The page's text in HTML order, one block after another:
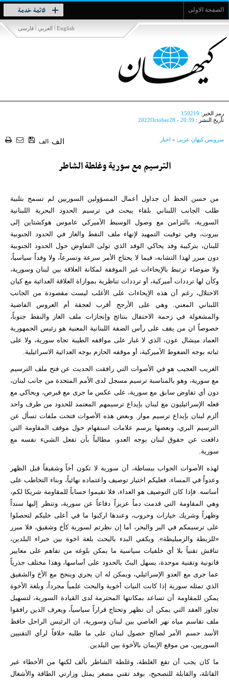
الصفحة الاولى قائمة خدمة
Toggle
navigation
فارسی | العربي | English
رمز الخبر: 159219
تأريخ النشر : 2022October28 - 20:39
سرویس کیهان عربی » اخبار الف الف
الترسيم مع سورية وغلطة الشاطر
من حسن الحظ أن جداول أعمال المسؤولين السوريين لم تسمح بتلبية
طلب الجانب اللبناني بلقاء يبحث في ترسيم الحدود البحرية اللبنانية
السورية، بالتزامن مع وصول الوسيط الأميركي عاموس هوكشتاين إلى
بيروت، وفي توقيت التمهيد لإنهاء ملف النفط والغاز في الحدود الجنوبية
للبنان، بتركيبة وفد يحاكي الوفد الذي تولى التفاوض حول الحدود الجنوبية
دون مبرر لهذا التشابه، فيما لا يحتاج الأمر سرعة وتسرعاً، ولا وفداً سياسياً،
ولا ضوضاء ترتبط بالإيحاءات غير الموفقة لمكانة العلاقة بين لبنان وسورية،
وكأن لها ترددات أميركية، أو ترددات تناظرية بموازاة العلاقة العدائية مع كيان
الاحتلال، رغم أن هذه الإيحاءات على الأغلب ليست مقصودة من الجانب
اللبناني المعني. وهي على الأرجح أقرب لعجقة أم العروس الفاضية
والمشغولة في زحمة الاحتفال بنتائج وإنجازات ملف الغاز والنفط جنوباً،
خصوصاً ان من يقف على رأس الضفة اللبنانية المعنية هو رئيس الجمهورية
العماد ميشال عون، الذي لا غبار على مواقفه الطيبة تجاه سورية، ولا على
ثباته بوجه الضغوط الأميركية، أو موقفه الحازم بوجه العدائية الاسرائيلية.
الغريب العجيب هو في الأصوات التي رافقت الحديث عن فتح ملف الترسيم
مع سورية، وهو بالمناسبة ترسيم مسجل لدى الأمم المتحدة من جانب لبنان،
دون أي تفاوض سابق مع سورية، على عكس ما جرى مع قبرص، ويحاكي مع
فعله الإسرائيليون مع لبنان بإيداع ترسيمهم المعتمد للحدود من طرف واحد
ألزم لبنان بإيداع ترسيم مواز. وبعض هذه الأصوات فتحت ملفات تسأل عن
الترسيم البري، وبعضها يرسم علامات استفهام حول موقف المقاومة التي
دافعت عن حقوق لبنان بوجه العدو، مطالباً بأن تفعل الشيء نفسه مع
سورية.
لهذه الأصوات الجواب ببساطة، أن سورية لا تكون أخاً وشقيقاً قبل الظهر
وعدواً في المساء، فعليكم اختيار توصيف واعتماده نهائياً، وبناء التخاطب على
أساسه. فإذا كان التوصيف هو العداء، فلا تقيموا حساباً للمقاومة شريكا لكم،
وهي المقاومة التي قدمت دماً عزيزاً دفاعاً عن سورية، وتنظر إليها سنداً
وظهراً وشريك خيارات وحروب، وعندها اركبوا ما في أعلى خليكم لتحصلوا
على ترسيمكم في البر والبحر، أما إن نظرتم لسورية كأخ وشقيق، فلا مبرر
«للزيطة والزمبليطة». ويكفي البدء بالبحث بلغة اخوة بين خبراء البلدين،
تناقش تقنياً بلا أي خلفيات سياسية ما يمكن بلوغه من تفاهم على معايير
قانونية وتقنية موحدة، يسهل البتّ بالحدود على أساسها، وهذا مختلف جذرياً
عما جرى مع العدو الإسرائيلي، ويمكن له ان يجري وينجح مع الأخ والشقيق
الذي تمثله سورية إذا كانت النيات أخوية والبحث علمياً مجرداً، وبلغة الأخوة
يمكن للمقاومة أن تساعد بمكانتها المحترمة لدى القيادة السورية، لتسهيل
تجاوز العقد التي يمكن أن تظهر وتحتاج قراراً سياسياً، ويعرف الذين رافقوا
ملف تقاسم مياه نهر العاصي بين لبنان وسورية، ان الرئيس الراحل حافظ
الأسد حسم الأمر لصالح حصول لبنان على ما طلبه خلافاً لرأي التقنيين
السوريين، من موقع الإيمان بالأخوة بين البلدين.
ما كان يجب أن تقع الغلطة، وغلطة الشاطر بألف لكنها من الأخطاء غير
القاتلة، والقابلة للتصحيح، بوفد تقني مصغر يمثل وزارتي الطاقة والأشغال